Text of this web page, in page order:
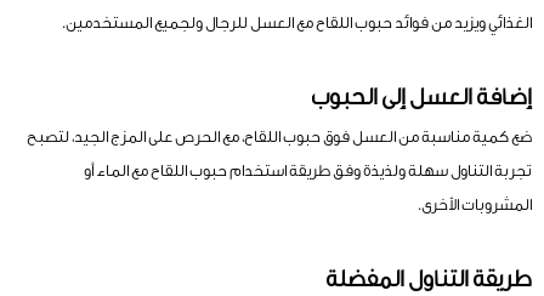
الغذائي ويزيد من فوائد حبوب اللقاح مع العسل للرجال ولجميع المستخدمين.
إضافة العسل إلى الحبوب
ضع كمية مناسبة من العسل فوق حبوب اللقاح، مع الحرص على المزج الجيد، لتصبح
تجربة التناول سهلة ولذيذة وفق طريقة استخدام حبوب اللقاح مع الماء أو
المشروبات الأخرى.
طريقة التناول المفضلة